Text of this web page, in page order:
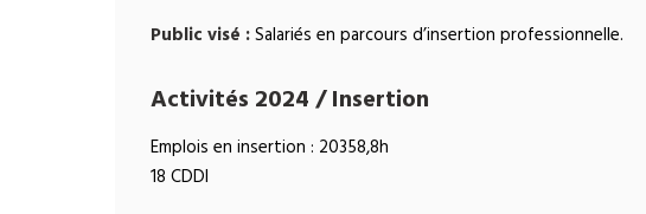
Public visé :Salariés en parcours d’insertion professionnelle.
Activités 2024 / Insertion
Emplois en insertion : 20358,8h
18 CDDI